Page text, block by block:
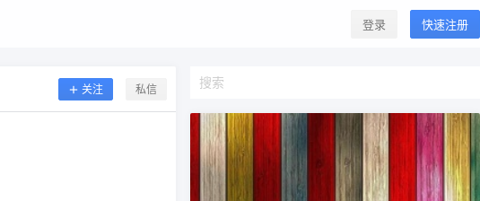
登录 快速注册
关注 私信